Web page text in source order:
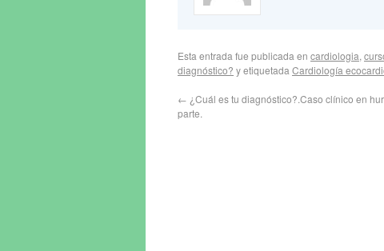
Esta entrada fue publicada en cardiologia,
diagnóstico? y etiquetadaCardiología
← ¿Cuál es tu diagnóstico?.Caso clínico en
parte.